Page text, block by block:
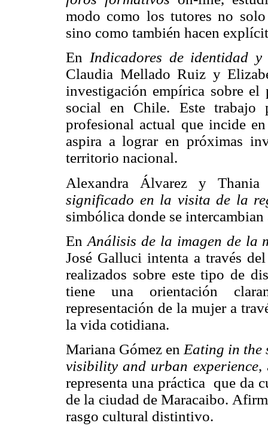
modo como los tutores no
sino como también hacen
En Indicadores de identidad
Claudia Mellado Ruiz y
investigación empírica sobre
social en Chile. Este trabajo
profesional actual que incide
aspira a lograr en próximas
territorio nacional.
Alexandra Álvarez y
significado en la visita de la
simbólica donde se
En Análisis de la imagen de la
José Galluci intenta a través
realizados sobre este tipo de
tiene una orientación
representación de la mujer a
la vida cotidiana.
Mariana Gómez en Eating in the
visibility and urban experience,
representa una práctica que da
de la ciudad de Maracaibo.
rasgo cultural distintivo.